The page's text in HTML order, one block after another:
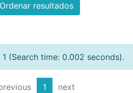
Ordenar resultados
1 (Search time: 0.002 seconds).
1 next